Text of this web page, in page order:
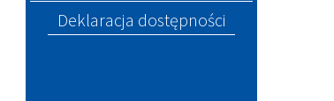
Deklaracja dostępności